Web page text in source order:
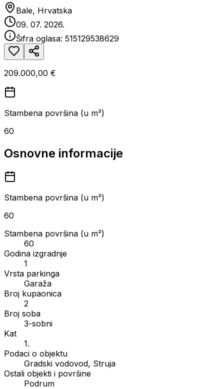
Bale, Hrvatska
09. 07. 2026.
Šifra oglasa: 515129538629
209.000,00 €
Stambena površina (u m²)
60
Osnovne informacije
Stambena površina (u m²)
60
Stambena površina (u m²)
60
Godina izgradnje
1
Vrsta parkinga
Garaža
Broj kupaonica
2
Broj soba
3-sobni
Kat
1.
Podaci o objektu
Gradski vodovod, Struja
Ostali objekti i površine
Podrum